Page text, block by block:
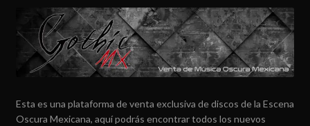
Esta es una plataforma de venta exclusiva de discos de la Escena
Oscura Mexicana, aquí podrás encontrar todos los nuevos